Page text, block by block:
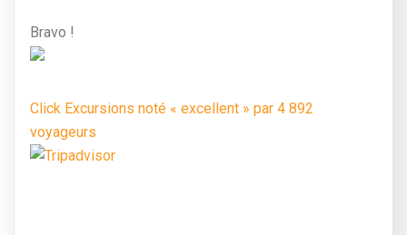
Bravo !
Click Excursions noté « excellent » par 4 892
voyageurs